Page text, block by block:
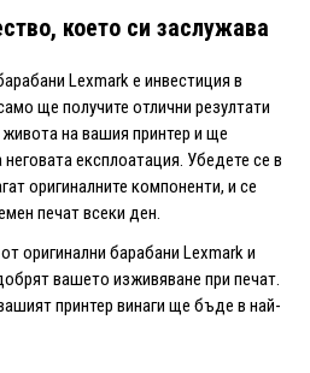
което си заслужава
Lexmark е инвестиция в
ще получите отлични резултати
на вашия принтер и ще
експлоатация. Убедете се в
оригиналните компоненти, и се
печат всеки ден.
оригинални барабани Lexmark и
вашето изживяване при печат.
принтер винаги ще бъде в най-